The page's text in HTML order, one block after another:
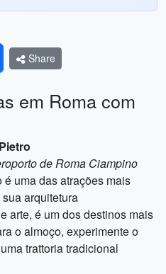
Share
em Roma com
de Roma Ciampino
uma das atrações mais
arquitetura
arte, é um dos destinos mais
o almoço, experimente o
trattoria tradicional